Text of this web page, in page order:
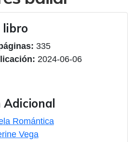
libro
335
2024-06-06
Adicional
Romántica
Vega